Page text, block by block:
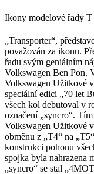
Ikony modelové řady
„Transporter“,
považován za ikonu.
řadu svým geniálním
Volkswagen Ben Pon.
Volkswagen Užitkové
speciální edici „70 let
všech kol debutoval v
označení „syncro“.
Volkswagen Užitkové
obměnu z „T4“ na
konstrukci pohonu
spojka byla nahrazena
„syncro“ se stal